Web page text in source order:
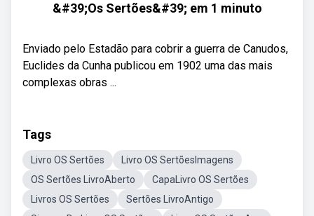
&#39;Os Sertões&#39; em 1 minuto
Enviado pelo Estadão para cobrir a guerra de Canudos,
Euclides da Cunha publicou em 1902 uma das mais
complexas obras ...
Tags
Livro OS Sertões
Livro OS SertõesImagens
OS Sertões LivroAberto
CapaLivro OS Sertões
Livros OS Sertões
Sertões LivroAntigo